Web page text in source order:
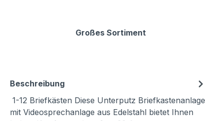
Großes Sortiment
Beschreibung
1-12 Briefkästen Diese Unterputz Briefkastenanlage
mit Videosprechanlage aus Edelstahl bietet Ihnen